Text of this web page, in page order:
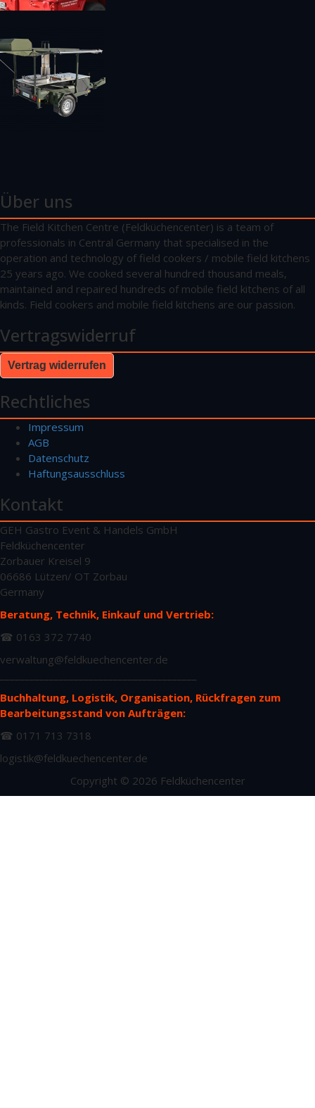
Über uns
The Field Kitchen Centre (Feldküchencenter) is a team of
professionals in Central Germany that specialised in the
operation and technology of field cookers / mobile field kitchens
25 years ago. We cooked several hundred thousand meals,
maintained and repaired hundreds of mobile field kitchens of all
kinds. Field cookers and mobile field kitchens are our passion.
Vertragswiderruf
Vertrag widerrufen
Rechtliches
Impressum
AGB
Datenschutz
Haftungsausschluss
Kontakt
GEH Gastro Event & Handels GmbH
Feldküchencenter
Zorbauer Kreisel 9
06686 Lützen/ OT Zorbau
Germany
Beratung, Technik, Einkauf und Vertrieb:
☎ 0163 372 7740
verwaltung@feldkuechencenter.de
Buchhaltung, Logistik, Organisation, Rückfragen zum
Bearbeitungsstand von Aufträgen:
☎ 0171 713 7318
logistik@feldkuechencenter.de
Copyright © 2026 Feldküchencenter